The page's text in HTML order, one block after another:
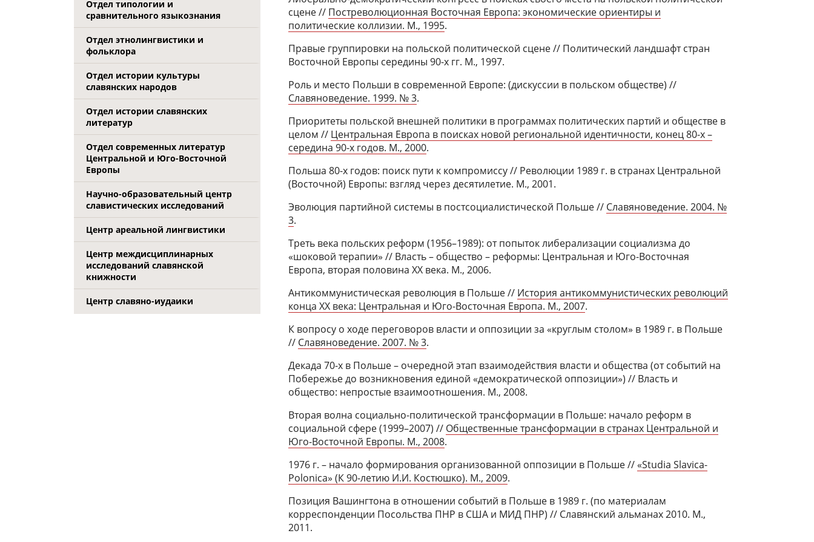
Отдел типологии и
сравнительного языкознания
Отдел этнолингвистики и
фольклора
Отдел истории культуры
славянских народов
Отдел истории славянских
литератур
Отдел современных литератур
Центральной и Юго-Восточной
Европы
Научно-образовательный центр
славистических исследований
Центр ареальной лингвистики
Центр междисциплинарных
исследований славянской
книжности
Центр славяно-иудаики
сцене // Постреволюционная Восточная Европа: экономические ориентиры и
политические коллизии. М., 1995.
Правые группировки на польской политической сцене // Политический ландшафт стран
Восточной Европы середины 90-х гг. М., 1997.
Роль и место Польши в современной Европе: (дискуссии в польском обществе) //
Славяноведение. 1999. № 3.
Приоритеты польской внешней политики в программах политических партий и обществе в
целом // Центральная Европа в поисках новой региональной идентичности, конец 80-х –
середина 90-х годов. М., 2000.
Польша 80-х годов: поиск пути к компромиссу // Революции 1989 г. в странах Центральной
(Восточной) Европы: взгляд через десятилетие. М., 2001.
Эволюция партийной системы в постсоциалистической Польше // Славяноведение. 2004. №
3.
Треть века польских реформ (1956–1989): от попыток либерализации социализма до
«шоковой терапии» // Власть – общество – реформы: Центральная и Юго-Восточная
Европа, вторая половина ХХ века. М., 2006.
Антикоммунистическая революция в Польше // История антикоммунистических революций
конца ХХ века: Центральная и Юго-Восточная Европа. М., 2007.
К вопросу о ходе переговоров власти и оппозиции за «круглым столом» в 1989 г. в Польше
// Славяноведение. 2007. № 3.
Декада 70-х в Польше – очередной этап взаимодействия власти и общества (от событий на
Побережье до возникновения единой «демократической оппозиции») // Власть и
общество: непростые взаимоотношения. М., 2008.
Вторая волна социально-политической трансформации в Польше: начало реформ в
социальной сфере (1999–2007) // Общественные трансформации в странах Центральной и
Юго-Восточной Европы. М., 2008.
1976 г. – начало формирования организованной оппозиции в Польше // «Studia Slavica-
Polonica» (К 90-летию И.И. Костюшко). М., 2009.
Позиция Вашингтона в отношении событий в Польше в 1989 г. (по материалам
корреспонденции Посольства ПНР в США и МИД ПНР) // Славянский альманах 2010. М.,
2011.